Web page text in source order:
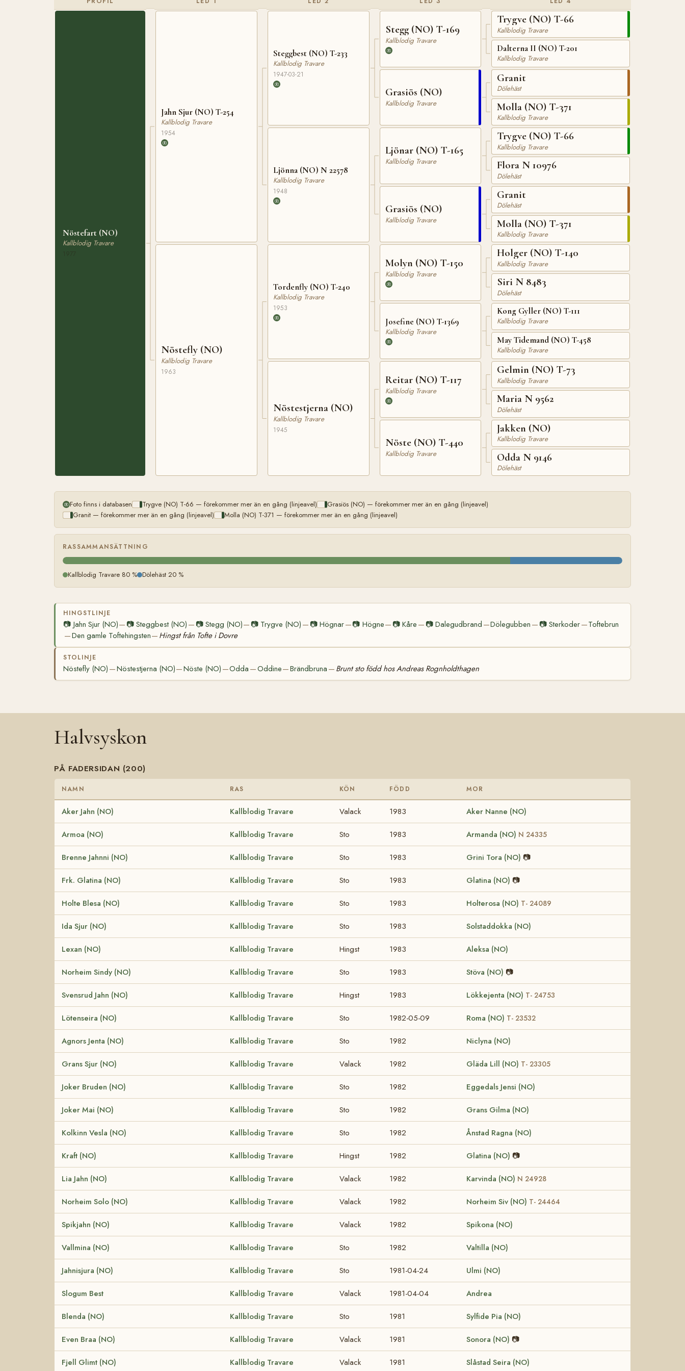
Nöstefart (NO)
Kallblodig Travare
Jahn Sjur (NO) T-254
Kallblodig Travare
1954
Nöstefly (NO)
Kallblodig Travare
1963
Steggbest (NO) T-233
Kallblodig Travare
1947-03-21
Ljönna (NO) N 22578
Kallblodig Travare
1948
Tordenfly (NO) T-240
Kallblodig Travare
1953
Nöstestjerna (NO)
Kallblodig Travare
1945
Stegg (NO) T-169
Kallblodig Travare
Grasiös (NO)
Kallblodig Travare
Ljönar (NO) T-165
Kallblodig Travare
Grasiös (NO)
Kallblodig Travare
Molyn (NO) T-150
Kallblodig Travare
Josefine (NO) T-1369
Kallblodig Travare
Reitar (NO) T-117
Kallblodig Travare
Nöste (NO) T-440
Kallblodig Travare
Trygve (NO) T-66
Kallblodig Travare
Dalterna II (NO) T-201
Kallblodig Travare
Granit
Dölehäst
Molla (NO) T-371
Kallblodig Travare
Trygve (NO) T-66
Kallblodig Travare
Flora N 10976
Dölehäst
Granit
Dölehäst
Molla (NO) T-371
Kallblodig Travare
Holger (NO) T-140
Kallblodig Travare
Siri N 8483
Dölehäst
Kong Gyller (NO) T-111
Kallblodig Travare
May Tidemand (NO) T-458
Kallblodig Travare
Gelmin (NO) T-73
Kallblodig Travare
Maria N 9562
Dölehäst
Jakken (NO)
Kallblodig Travare
Odda N 9146
Dölehäst
Foto finns i databasen Trygve (NO) T-66 — förekommer mer än en gång (linjeavel)
Grasiös (NO) — förekommer mer än en gång (linjeavel)
Granit — förekommer mer än en gång (linjeavel)
Molla (NO) T-371 — förekommer mer än en gång (linjeavel)
RASSAMMANSÄTTNING
Kallblodig Travare 80 % Dölehäst 20 %
HINGSTLINJE
📷 Jahn Sjur (NO)— 📷Steggbest (NO) — 📷 Stegg (NO)— 📷 Trygve (NO) — 📷Högnar—📷 Högne— 📷Kåre — 📷Dalegudbrand —Dölegubben — 📷Sterkoder—Toftebrun
—Den gamle Toftehingsten— Hingst från Tofte i Dovre
STOLINJE
Nöstefly (NO) —Nöstestjerna (NO)—Nöste (NO) —Odda —Oddine—Brändbruna — Brunt sto född hos Andreas Rognholdthagen
Halvsyskon
PÅ FADERSIDAN (200)
NAMN RAS KÖN FÖDD MOR
Aker Jahn (NO) Kallblodig Travare Valack 1983 Aker Nanne (NO)
Armoa (NO) Kallblodig Travare Sto 1983 Armanda (NO) N 24335
Brenne Jahnni (NO) Kallblodig Travare Sto 1983 Grini Tora (NO) 📷
Frk. Glatina (NO) Kallblodig Travare Sto 1983 Glatina (NO) 📷
Holte Blesa (NO) Kallblodig Travare Sto 1983 Holterosa (NO) T- 24089
Ida Sjur (NO) Kallblodig Travare Sto 1983 Solstaddokka (NO)
Lexan (NO) Kallblodig Travare Hingst 1983 Aleksa (NO)
Norheim Sindy (NO) Kallblodig Travare Sto 1983 Stöva (NO) 📷
Svensrud Jahn (NO) Kallblodig Travare Hingst 1983 Lökkejenta (NO) T- 24753
Lötenseira (NO) Kallblodig Travare Sto 1982-05-09 Roma (NO) T- 23532
Agnors Jenta (NO) Kallblodig Travare Sto 1982 Niclyna (NO)
Grans Sjur (NO) Kallblodig Travare Valack 1982 Gläda Lill (NO) T- 23305
Joker Bruden (NO) Kallblodig Travare Sto 1982 Eggedals Jensi (NO)
Joker Mai (NO) Kallblodig Travare Sto 1982 Grans Gilma (NO)
Kolkinn Vesla (NO) Kallblodig Travare Sto 1982 Ånstad Ragna (NO)
Kraft (NO) Kallblodig Travare Hingst 1982 Glatina (NO) 📷
Lia Jahn (NO) Kallblodig Travare Valack 1982 Karvinda (NO) N 24928
Norheim Solo (NO) Kallblodig Travare Valack 1982 Norheim Siv (NO) T- 24464
Spikjahn (NO) Kallblodig Travare Valack 1982 Spikona (NO)
Vallmina (NO) Kallblodig Travare Sto 1982 Valtilla (NO)
Jahnisjura (NO) Kallblodig Travare Sto 1981-04-24 Ulmi (NO)
Slogum Best Kallblodig Travare Valack 1981-04-04 Andrea
Blenda (NO) Kallblodig Travare Sto 1981 Sylfide Pia (NO)
Even Braa (NO) Kallblodig Travare Valack 1981 Sonora (NO) 📷
Fjell Glimt (NO) Kallblodig Travare Valack 1981 Slåstad Seira (NO)